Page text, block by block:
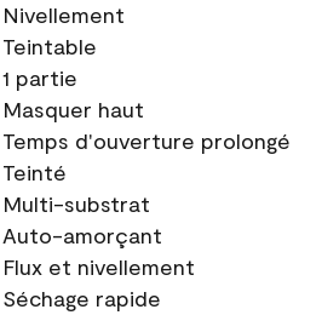
Nivellement
Teintable
1 partie
Masquer haut
Temps d'ouverture prolongé
Teinté
Multi-substrat
Auto-amorçant
Flux et nivellement
Séchage rapide